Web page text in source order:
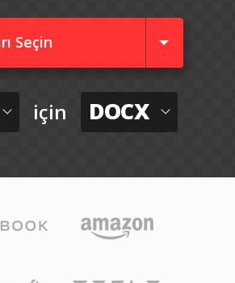
Seçin
için DOCX